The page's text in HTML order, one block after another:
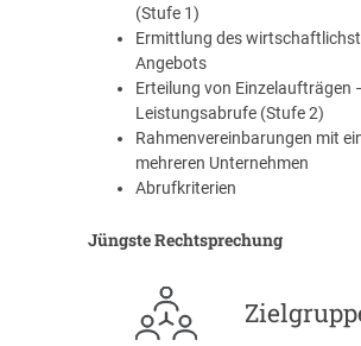
(Stufe 1)
Ermittlung des
Angebots
Erteilung von Einzelaufträgen
Leistungsabrufe (Stufe 2)
Rahmenvereinbarungen mit
mehreren Unternehmen
Abrufkriterien
Jüngste Rechtsprechung